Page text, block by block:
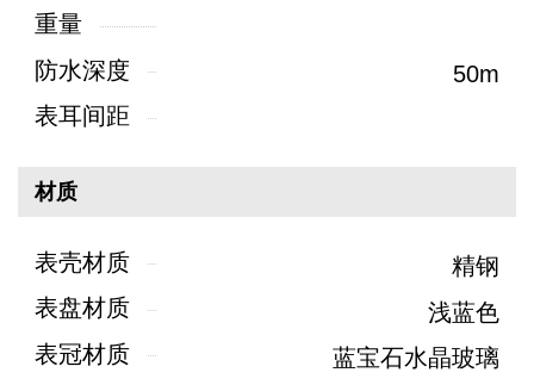
重量
防水深度
50m
表耳间距
材质
表壳材质
精钢
表盘材质
浅蓝色
表冠材质
蓝宝石水晶玻璃